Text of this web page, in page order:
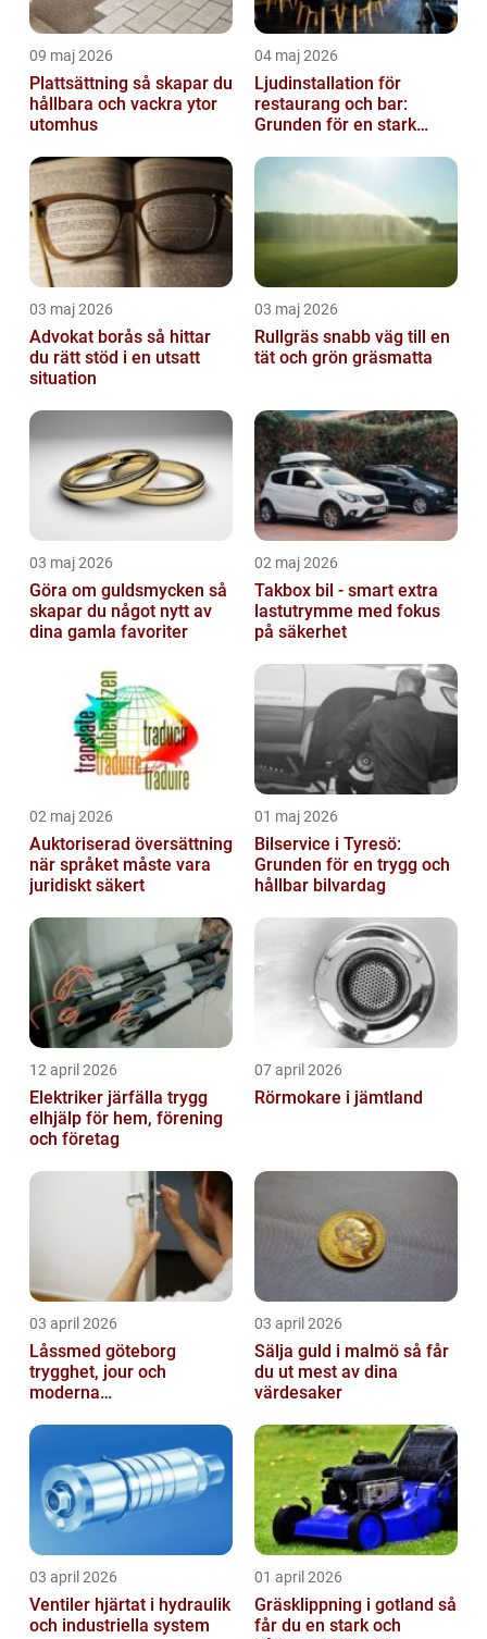
09 maj 2026
Plattsättning så skapar du
hållbara och vackra ytor
utomhus
04 maj 2026
Ljudinstallation för
restaurang och bar:
Grunden för en stark
03 maj 2026
Advokat borås så hittar
du rätt stöd i en utsatt
situation
03 maj 2026
Rullgräs snabb väg till en
tät och grön gräsmatta
03 maj 2026
Göra om guldsmycken så
skapar du något nytt av
dina gamla favoriter
02 maj 2026
Takbox bil - smart extra
lastutrymme med fokus
på säkerhet
02 maj 2026
Auktoriserad översättning
när språket måste vara
juridiskt säkert
01 maj 2026
Bilservice i Tyresö:
Grunden för en trygg och
hållbar bilvardag
12 april 2026
Elektriker järfälla trygg
elhjälp för hem, förening
och företag
07 april 2026
Rörmokare i jämtland
03 april 2026
Låssmed göteborg
trygghet, jour och
moderna
03 april 2026
Sälja guld i malmö så får
du ut mest av dina
värdesaker
03 april 2026
Ventiler hjärtat i hydraulik
och industriella system
01 april 2026
Gräsklippning i gotland så
får du en stark och